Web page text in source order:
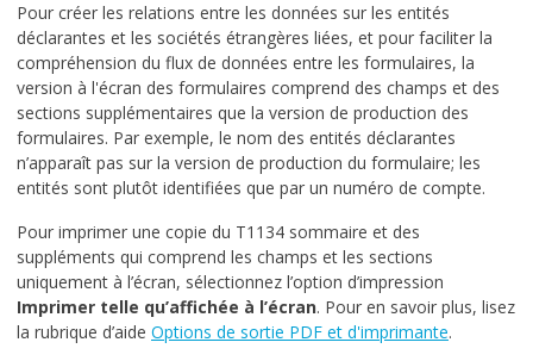
Pour créer les relations entre les données sur les entités
déclarantes et les sociétés étrangères liées, et pour faciliter la
compréhension du flux de données entre les formulaires, la
version à l'écran des formulaires comprend des champs et des
sections supplémentaires que la version de production des
formulaires. Par exemple, le nom des entités déclarantes
n’apparaît pas sur la version de production du formulaire; les
entités sont plutôt identifiées que par un numéro de compte.
Pour imprimer une copie du T1134 sommaire et des
suppléments qui comprend les champs et les sections
uniquement à l’écran, sélectionnez l’option d’impression
Imprimer telle qu’affichée à l’écran. Pour en savoir plus, lisez
la rubrique d’aide Options de sortie PDF et d'imprimante.